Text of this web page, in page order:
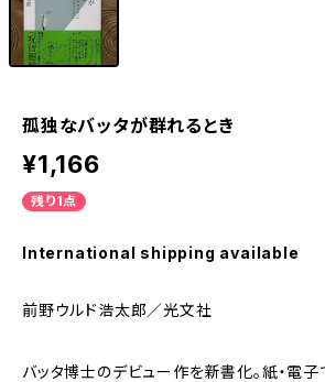
孤独なバッタが群れるとき
¥1,166
残り1点
International shipping available
前野ウルド浩太郎／光文社
バッタ博士のデビュー作を新書化。紙・電